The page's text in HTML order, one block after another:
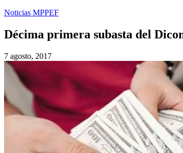
Noticias MPPEF
Décima primera subasta del
7 agosto, 2017